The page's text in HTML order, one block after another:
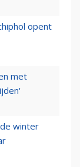
opent
met
winter